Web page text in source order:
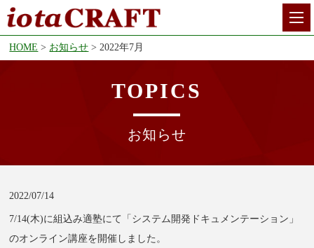
HOME お知らせ 2022年7月
TOPICS
お知らせ
2022/07/14
7/14(木)に組込み適塾にて「システム開発ドキュメンテーション」
のオンライン講座を開催しました。